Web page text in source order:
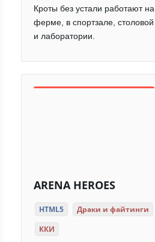
Кроты без устали работают на
ферме, в спортзале, столовой
и лаборатории.
ARENA HEROES
HTML5
Драки и файтинги
ККИ